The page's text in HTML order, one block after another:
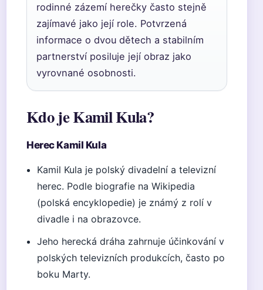
rodinné zázemí herečky často stejně
zajímavé jako její role. Potvrzená
informace o dvou dětech a stabilním
partnerství posiluje její obraz jako
vyrovnané osobnosti.
Kdo je Kamil Kula?
Herec Kamil Kula
Kamil Kula je polský divadelní a televizní
herec. Podle biografie na Wikipedia
(polská encyklopedie) je známý z rolí v
divadle i na obrazovce.
Jeho herecká dráha zahrnuje účinkování v
polských televizních produkcích, často po
boku Marty.